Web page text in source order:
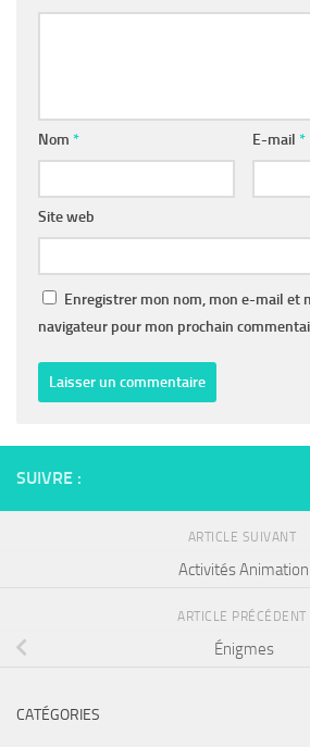
Nom * E-mail *
Site web
Enregistrer mon nom, mon e-mail et
navigateur pour mon prochain
SUIVRE :
ARTICLE SUIVANT
Activités Animation
ARTICLE PRÉCÉDENT
Énigmes
CATÉGORIES